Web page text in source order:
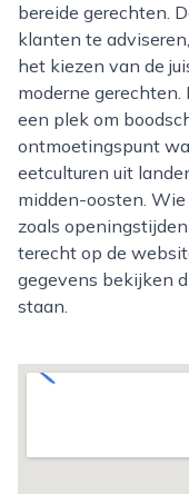
bereide gerechten.
klanten te
het kiezen van de
moderne
een plek om
ontmoetingspunt
eetculturen uit
midden-oosten.
zoals
terecht op de
gegevens bekijken
staan.